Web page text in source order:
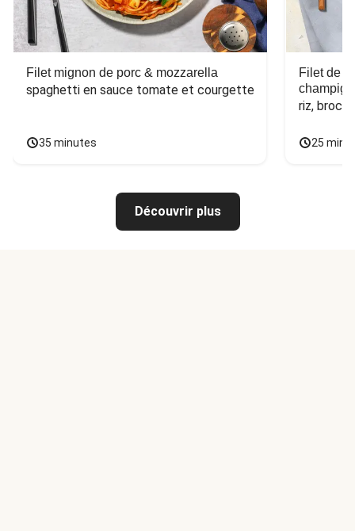
Filet mignon de porc & mozzarella
spaghetti en sauce tomate et courgette
35 minutes
Filet de
riz,
25
Découvrir plus